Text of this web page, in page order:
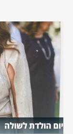
יום הולדת לשולה